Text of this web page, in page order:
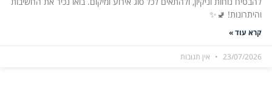
והיתרונות! 🚽✨
קרא עוד »
23/07/2026 אין תגובות